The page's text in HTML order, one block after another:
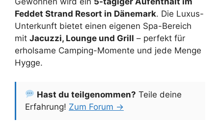
Feddet Strand Resort in Dänemark. Die Luxus-
Unterkunft bietet einen eigenen Spa-Bereich
mit Jacuzzi, Lounge und Grill – perfekt für
erholsame Camping-Momente und jede Menge
Hygge.
Hast du teilgenommen? Teile deine
Erfahrung! Zum Forum →